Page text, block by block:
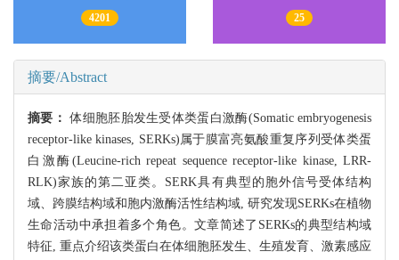
4201 25
摘要/Abstract
摘要：体细胞胚胎发生受体类蛋白激酶(Somatic embryogenesis
receptor-like kinases, SERKs)属于膜富亮氨酸重复序列受体类蛋
白激酶(Leucine-rich repeat sequence receptor-like kinase, LRR-
RLK)家族的第二亚类。SERK具有典型的胞外信号受体结构
域、跨膜结构域和胞内激酶活性结构域, 研究发现SERKs在植物
生命活动中承担着多个角色。文章简述了SERKs的典型结构域
特征, 重点介绍该类蛋白在体细胞胚发生、生殖发育、激素感应